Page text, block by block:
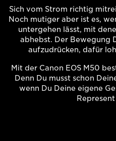
Sich vom Strom richtig
Noch mutiger aber ist es,
untergehen lässt, mit
abhebst. Der Bewegung
aufzudrücken, dafür
Mit der Canon EOS M50
Denn Du musst schon
wenn Du Deine eigene